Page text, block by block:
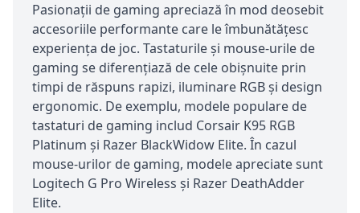
Pasionații de gaming apreciază în mod deosebit
accesoriile performante care le îmbunătățesc
experiența de joc. Tastaturile și mouse-urile de
gaming se diferențiază de cele obișnuite prin
timpi de răspuns rapizi, iluminare RGB și design
ergonomic. De exemplu, modele populare de
tastaturi de gaming includ Corsair K95 RGB
Platinum și Razer BlackWidow Elite. În cazul
mouse-urilor de gaming, modele apreciate sunt
Logitech G Pro Wireless și Razer DeathAdder
Elite.